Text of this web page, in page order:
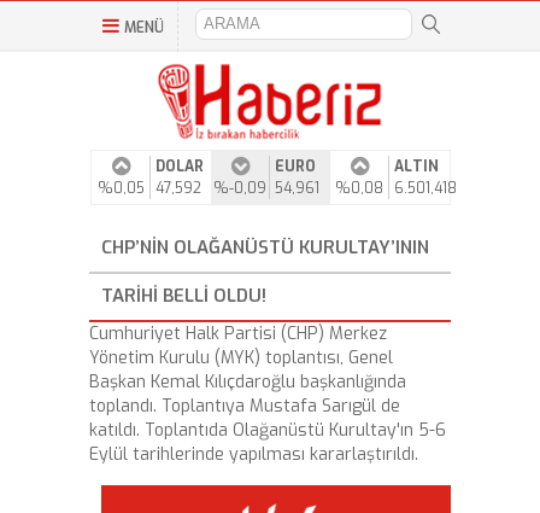
MENÜ
%0,05
DOLAR
47,592
%-0,09
EURO
54,961
%0,08
ALTIN
6.501,418
CHP’NIN OLAĞANÜSTÜ KURULTAY’ININ
TARIHI BELLI OLDU!
Cumhuriyet Halk Partisi (CHP) Merkez
Yönetim Kurulu (MYK) toplantısı, Genel
Başkan Kemal Kılıçdaroğlu başkanlığında
toplandı. Toplantıya Mustafa Sarıgül de
katıldı. Toplantıda Olağanüstü Kurultay'ın 5-6
Eylül tarihlerinde yapılması kararlaştırıldı.